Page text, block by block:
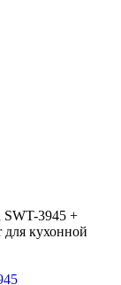
SWT-3945 +
для кухонной